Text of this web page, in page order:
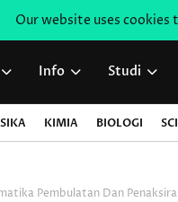
Our website uses
Info Studi
KIMIA BIOLOGI
Pembulatan Dan